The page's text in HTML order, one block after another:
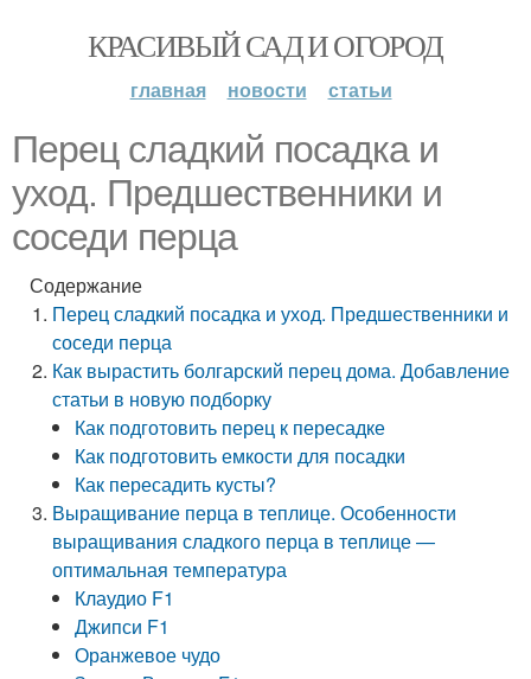
КРАСИВЫЙ САД И ОГОРОД
главная новости статьи
Перец сладкий посадка и
уход. Предшественники и
соседи перца
Содержание
Перец сладкий посадка и уход. Предшественники и
соседи перца
Как вырастить болгарский перец дома. Добавление
статьи в новую подборку
Как подготовить перец к пересадке
Как подготовить емкости для посадки
Как пересадить кусты?
Выращивание перца в теплице. Особенности
выращивания сладкого перца в теплице —
оптимальная температура
Клаудио F1
Джипси F1
Оранжевое чудо